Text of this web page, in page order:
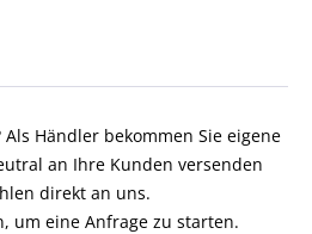
Händler bekommen Sie eigene
an Ihre Kunden versenden
direkt an uns.
um eine Anfrage zu starten.